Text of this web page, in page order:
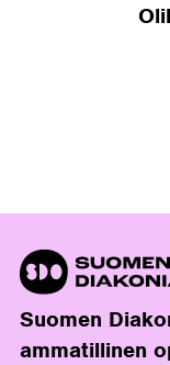
Suomen
ammatillinen